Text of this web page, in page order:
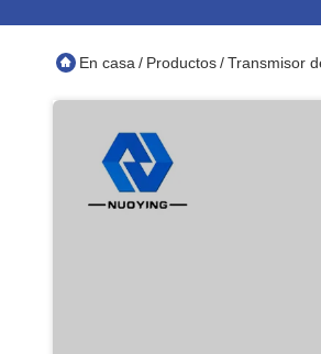
En casa / Productos/Transmisor